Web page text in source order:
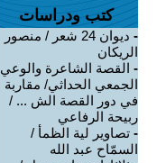
كتب ودراسات
-
ديوان 24 شعر / منصور
الريكان
- القصة الشاعرة والوعي
الجمعي الحداثي/ مقاربة
في دور القصة الش ... /
ربيحة الرفاعي
- تصاوير لية الظمأ /
السمّاح عبد الله